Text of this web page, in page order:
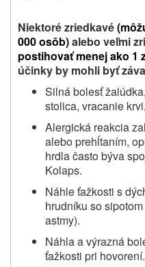
Niektoré zriedkavé
000 osôb)alebo veľmi
postihovať menej ako 1
účinky by mohli byť
Silná bolesť
stolica, vracanie
Alergická reakcia
alebo prehĺtaním,
hrdla často býva
Kolaps.
Náhle ťažkosti s
hrudníku so
astmy).
Náhla a výrazná
ťažkosti pri hovorení.